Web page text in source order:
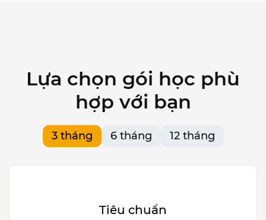
Lựa chọn gói học phù
hợp với bạn
3 tháng 6 tháng 12 tháng
Tiêu chuẩn